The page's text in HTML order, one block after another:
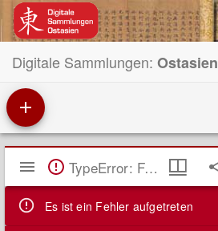
Digitale Sammlungen: Ostasien
Mirador
Viewer TypeError: Failed to fetch
Es ist ein Fehler aufgetreten